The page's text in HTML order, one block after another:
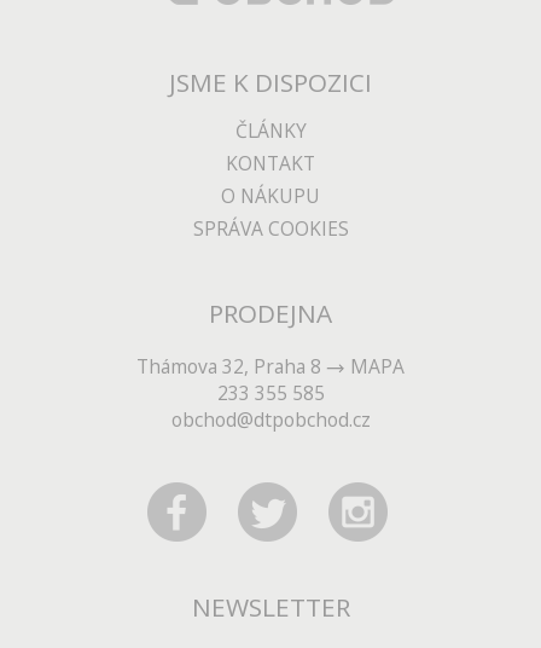
JSME K DISPOZICI
ČLÁNKY
KONTAKT
O NÁKUPU
SPRÁVA COOKIES
PRODEJNA
Thámova 32, Praha 8
MAPA
233 355 585
obchod@dtpobchod.cz
NEWSLETTER